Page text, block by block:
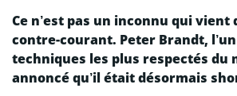
Ce n’est pas un inconnu qui vient
contre-courant. Peter Brandt,
techniques les plus respectés du
annoncé qu’il était désormais